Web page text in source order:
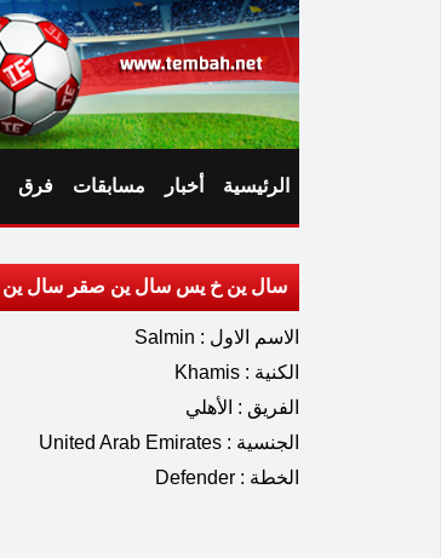
الرئيسية أخبار مسابقات فرق
سال ين خ يس سال ين صقر سال ين
الاسم الاول : Salmin
الكنية : Khamis
الفريق : الأهلي
الجنسية : United Arab Emirates
الخطة : Defender